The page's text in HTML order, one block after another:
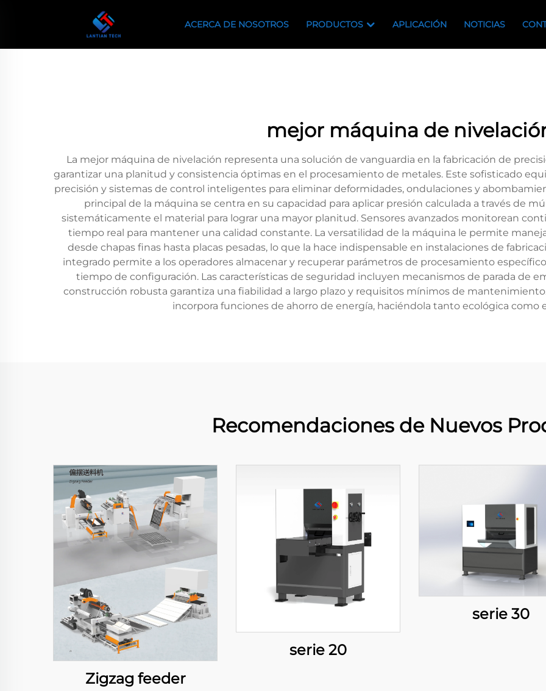
ACERCA DE NOSOTROS PRODUCTOS APLICACIÓN NOTICIAS
mejor máquina de
La mejor máquina de nivelación representa una solución de vanguardia en la fabricación de
garantizar una planitud y consistencia óptimas en el procesamiento de metales. Este sofisticado
precisión y sistemas de control inteligentes para eliminar deformidades, ondulaciones y
principal de la máquina se centra en su capacidad para aplicar presión calculada a través de
sistemáticamente el material para lograr una mayor planitud. Sensores avanzados monitorean
tiempo real para mantener una calidad constante. La versatilidad de la máquina le permite
desde chapas finas hasta placas pesadas, lo que la hace indispensable en instalaciones de
integrado permite a los operadores almacenar y recuperar parámetros de procesamiento
tiempo de configuración. Las características de seguridad incluyen mecanismos de parada de
construcción robusta garantiza una fiabilidad a largo plazo y requisitos mínimos de
incorpora funciones de ahorro de energía, haciéndola tanto ecológica como
Recomendaciones de Nuevos
Zigzag feeder
serie 20
serie 30